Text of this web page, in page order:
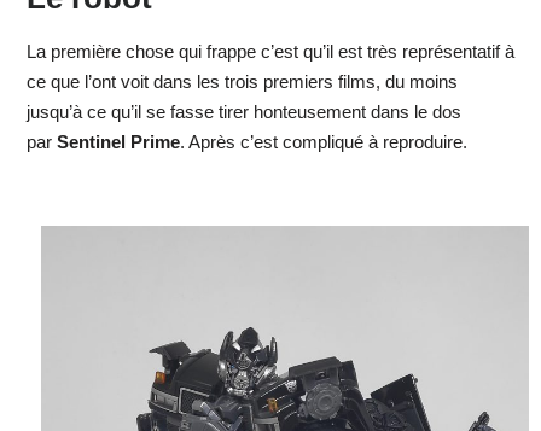
La première chose qui frappe c’est qu’il est très représentatif à
ce que l’ont voit dans les trois premiers films, du moins
jusqu’à ce qu’il se fasse tirer honteusement dans le dos
par Sentinel Prime. Après c’est compliqué à reproduire.